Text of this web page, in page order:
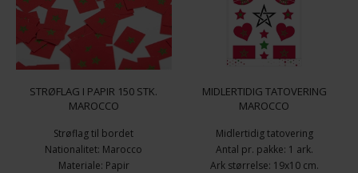
STRØFLAG I PAPIR 150 STK.
MAROCCO
Strøflag til bordet
Nationalitet: Marocco
Materiale: Papir
MIDLERTIDIG TATOVERING
MAROCCO
Midlertidig tatovering
Antal pr. pakke: 1 ark.
Ark størrelse: 19x10 cm.